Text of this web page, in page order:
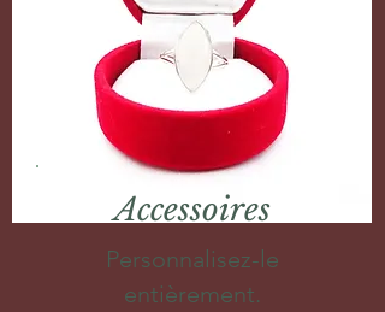
Accessoires
Personnalisez-le
entièrement.